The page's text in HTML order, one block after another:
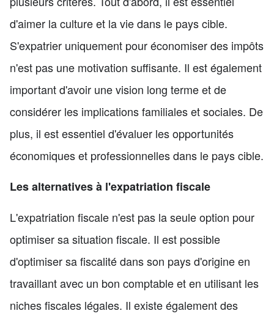
d'aimer la culture et la vie dans le pays cible.
S'expatrier uniquement pour économiser des impôts
n'est pas une motivation suffisante. Il est également
important d'avoir une vision long terme et de
considérer les implications familiales et sociales. De
plus, il est essentiel d'évaluer les opportunités
économiques et professionnelles dans le pays cible.
Les alternatives à l'expatriation fiscale
L'expatriation fiscale n'est pas la seule option pour
optimiser sa situation fiscale. Il est possible
d'optimiser sa fiscalité dans son pays d'origine en
travaillant avec un bon comptable et en utilisant les
niches fiscales légales. Il existe également des